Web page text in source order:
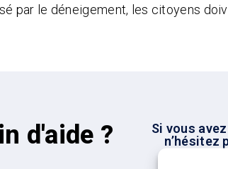
par le déneigement, les citoyens
d'aide ?
Si vous
n’hésitez